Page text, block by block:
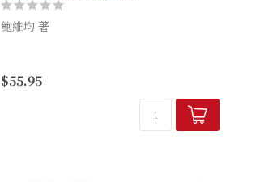
鮑維均 著
Testament Commentary Survey...
$55.95